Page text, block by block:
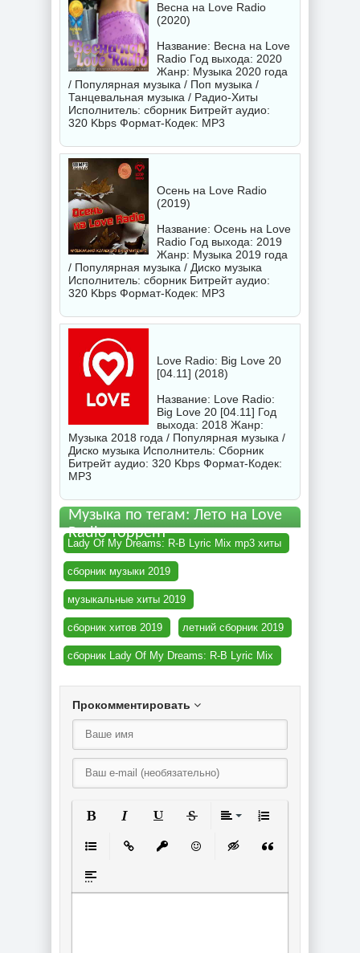
Весна на Love Radio
(2020)
Название: Весна на Love
Radio Год выхода: 2020
Жанр: Музыка 2020 года
/ Популярная музыка / Поп музыка /
Танцевальная музыка / Радио-Хиты
Исполнитель: сборник Битрейт аудио:
320 Kbps Формат-Кодек: MP3
Осень на Love Radio
(2019)
Название: Осень на Love
Radio Год выхода: 2019
Жанр: Музыка 2019 года
/ Популярная музыка / Диско музыка
Исполнитель: сборник Битрейт аудио:
320 Kbps Формат-Кодек: MP3
Love Radio: Big Love 20
[04.11] (2018)
Название: Love Radio:
Big Love 20 [04.11] Год
выхода: 2018 Жанр:
Музыка 2018 года / Популярная музыка /
Диско музыка Исполнитель: Сборник
Битрейт аудио: 320 Kbps Формат-Кодек:
MP3
Музыка по тегам: Лето на Love
Radio торрент
Lady Of My Dreams: R-B Lyric Mix mp3 хиты
сборник музыки 2019
музыкальные хиты 2019
сборник хитов 2019 летний сборник 2019
сборник Lady Of My Dreams: R-B Lyric Mix
Прокомментировать
Вставка спойлера